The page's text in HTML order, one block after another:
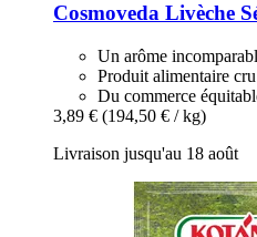
Cosmoveda Livèche
Un arôme
Produit alimentaire cru
Du commerce
3,89 € (194,50 € / kg)
Livraison jusqu'au 18 août